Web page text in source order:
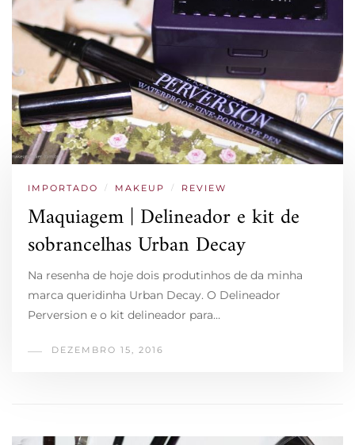
IMPORTADO / MAKEUP / REVIEW
Maquiagem | Delineador e kit de
sobrancelhas Urban Decay
Na resenha de hoje dois produtinhos de da minha
marca queridinha Urban Decay. O Delineador
Perversion e o kit delineador para…
DEZEMBRO 15, 2016